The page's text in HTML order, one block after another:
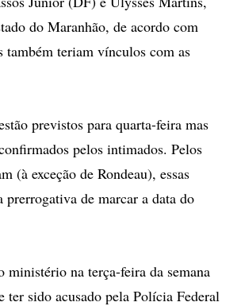
do Maranhão, de acordo com
também teriam vínculos com as
previstos para quarta-feira mas
pelos intimados. Pelos
(à exceção de Rondeau), essas
prerrogativa de marcar a data do
ministério na terça-feira da semana
ter sido acusado pela Polícia Federal